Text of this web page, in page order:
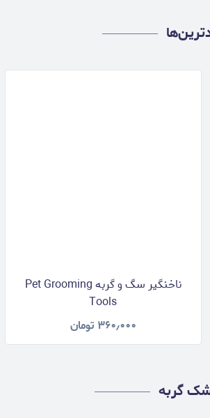
ناخنگیر سگ و گربه Pet Grooming
Tools
۳۶۰٫۰۰۰ تومان
گربه